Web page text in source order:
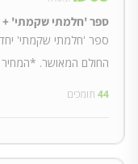
ספר 'חלמתי שקמתי'
ספר 'חלמתי שקמתי'
החולם המאושר. *המחיר
44 תומכים